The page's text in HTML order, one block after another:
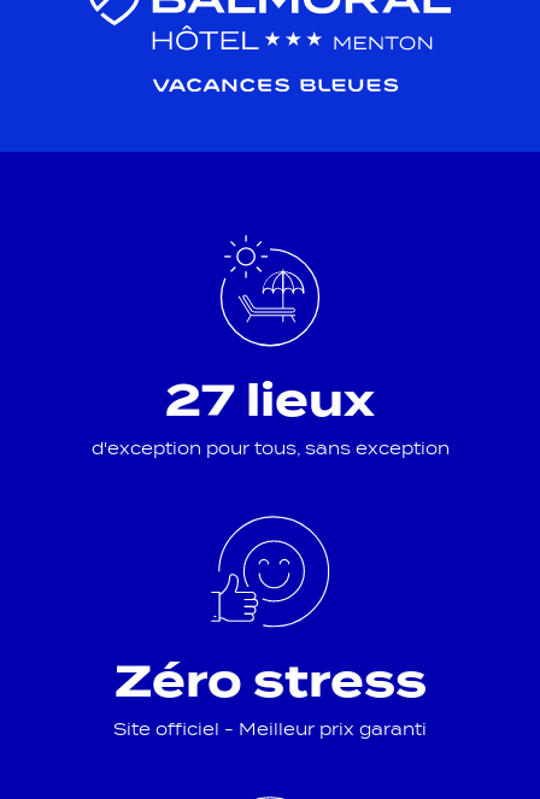
27 lieux
d'exception pour tous, sans exception
Zéro stress
Site officiel - Meilleur prix garanti